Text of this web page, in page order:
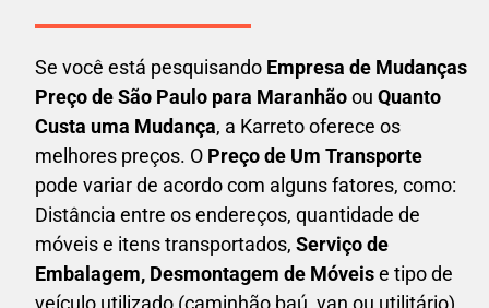
Se você está pesquisando Empresa de Mudanças
Preço de São Paulo para Maranhãoou Quanto
Custa uma Mudança, a Karreto oferece os
melhores preços. O Preço de Um Transporte
pode variar de acordo com alguns fatores, como:
Distância entre os endereços, quantidade de
móveis e itens transportados, Serviço de
Embalagem, Desmontagem de Móveise tipo de
veículo utilizado (caminhão baú, van ou utilitário).